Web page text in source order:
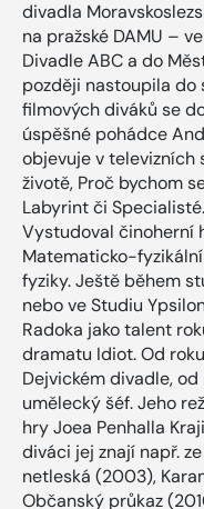
divadla
na pražské DAMU –
Divadle ABC a do
později nastoupila do
filmových diváků se
úspěšné pohádce
objevuje v televizních
životě, Proč bychom
Labyrint či
Vystudoval činoherní
Matematicko-
fyziky. Ještě během
nebo ve Studiu
Radoka jako talent
dramatu Idiot. Od
Dejvickém divadle,
umělecký šéf. Jeho
hry Joea Penhalla
diváci jej znají např.
netleská (2003),
Občanský průkaz